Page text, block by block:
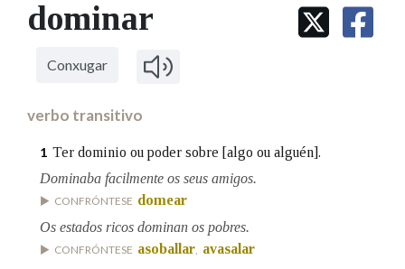
IDENTIDADE CORPORATIVA
MARCIAL DEL ADALID
FIGURAS HOMENAXEADAS
Facebook
TwitterYoutubeInstagram
Bluesky
BUSCAR NOS LEMAS
Comeza por
Contén
dominar
Conxugar
verbo transitivo
1 Ter dominio ou poder sobre [algo ou alguén].
Dominaba facilmente os seus amigos.
CONFRÓNTESE domear
Os estados ricos dominan os pobres.
CONFRÓNTESE asoballar avasalar